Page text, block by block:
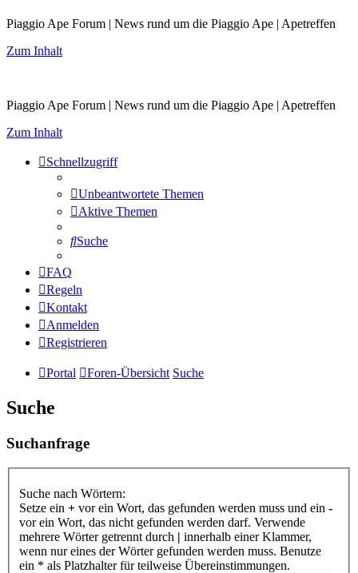
Piaggio Ape Forum | News rund um die Piaggio Ape | Apetreffen
Zum Inhalt
Piaggio Ape Forum | News rund um die Piaggio Ape | Apetreffen
Zum Inhalt
Schnellzugriff
Unbeantwortete Themen
Aktive Themen
Suche
FAQ
Regeln
Kontakt
Anmelden
Registrieren
Portal Foren-Übersicht Suche
Suche
Suchanfrage
Suche nach Wörtern:
Setze ein + vor ein Wort, das gefunden werden muss und ein -
vor ein Wort, das nicht gefunden werden darf. Verwende
mehrere Wörter getrennt durch | innerhalb einer Klammer,
wenn nur eines der Wörter gefunden werden muss. Benutze
ein * als Platzhalter für teilweise Übereinstimmungen.